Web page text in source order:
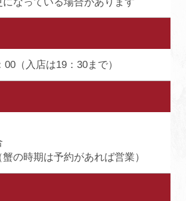
00（入店は19：30まで）
の時期は予約があれば営業）